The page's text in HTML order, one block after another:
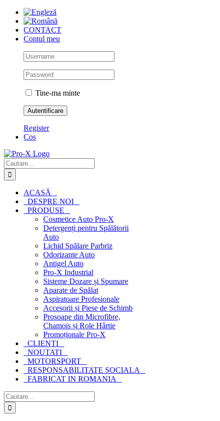
Skip
contentCONTACT
Contul meu
Tine-ma minte
Register
Cos
Cautare...
ACASĂ
DESPRE NOI
PRODUSE
Cosmetice Auto Pro-X
Detergenți pentru Spălătorii
Auto
Lichid Spălare Parbriz
Odorizante Auto
Antigel Auto
Pro-X Industrial
Sisteme Dozare și Spumare
Aparate de Spălat
Aspiratoare Profesionale
Accesorii și Piese de Schimb
Prosoape din Microfibre,
Chamois și Role Hârtie
Promoționale Pro-X
CLIENTI
NOUTATI
MOTORSPORT
RESPONSABILITATE SOCIALA
FABRICAT IN ROMANIA
Cautare...